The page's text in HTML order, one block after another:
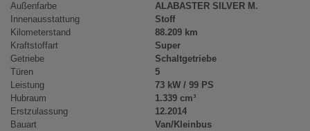
Außenfarbe
ALABASTER SILVER M.
Innenausstattung
Stoff
Kilometerstand
88.209 km
Kraftstoffart
Super
Getriebe
Schaltgetriebe
Türen
5
Leistung
73 kW / 99 PS
Hubraum
1.339 cm³
Erstzulassung
12.2014
Bauart
Van/Kleinbus